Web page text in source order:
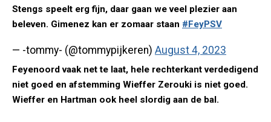
Stengs speelt erg fijn, daar gaan we veel plezier aan
beleven. Gimenez kan er zomaar staan #FeyPSV
— -tommy- (@tommypijkeren) August 4, 2023
Feyenoord vaak net te laat, hele rechterkant verdedigend
niet goed en afstemming Wieffer Zerouki is niet goed.
Wieffer en Hartman ook heel slordig aan de bal.